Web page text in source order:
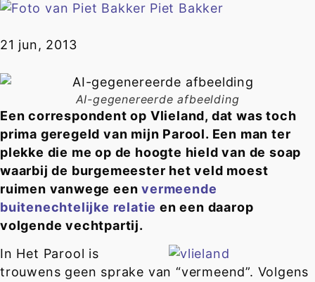
Piet Bakker
21 jun, 2013
AI-gegenereerde afbeelding
Een correspondent op Vlieland, dat was toch
prima geregeld van mijn Parool. Een man ter
plekke die me op de hoogte hield van de soap
waarbij de burgemeester het veld moest
ruimen vanwege eenvermeende
buitenechtelijke relatie en een daarop
volgende vechtpartij.
In Het Parool is
trouwens geen sprake van “vermeend”. Volgens